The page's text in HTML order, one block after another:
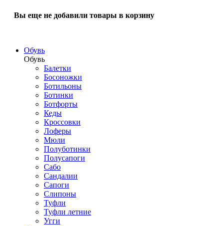
Вы еще не добавили товары в корзину
Обувь
Обувь
Балетки
Босоножки
Ботильоны
Ботинки
Ботфорты
Кеды
Кроссовки
Лоферы
Мюли
Полуботинки
Полусапоги
Сабо
Сандалии
Сапоги
Слипоны
Туфли
Туфли летние
Угги